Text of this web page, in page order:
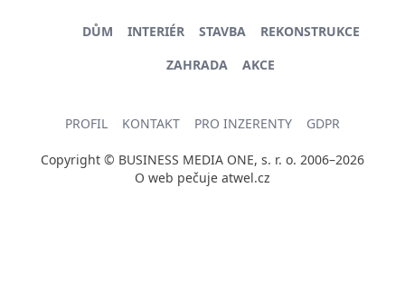
DŮM INTERIÉR STAVBA
REKONSTRUKCE
ZAHRADA
AKCE
PROFIL KONTAKT PRO INZERENTY GDPR
Copyright © BUSINESS MEDIA ONE, s. r. o. 2006–2026